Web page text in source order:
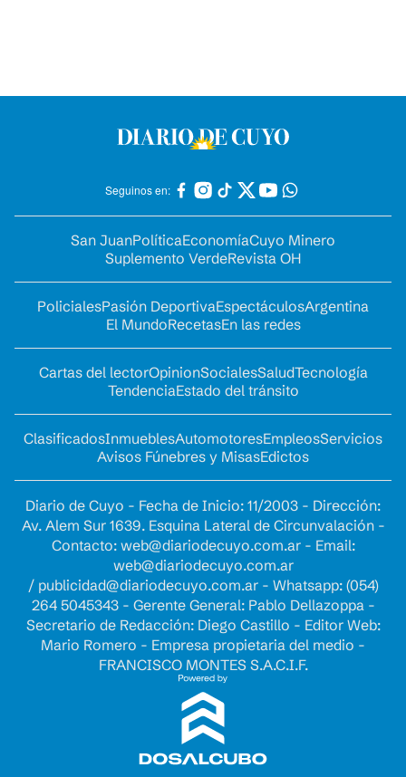
Seguinos en:
San JuanPolíticaEconomíaCuyo Minero
Suplemento VerdeRevista OH
PolicialesPasión DeportivaEspectáculosArgentina
El MundoRecetasEn las redes
Cartas del lectorOpinionSocialesSaludTecnología
TendenciaEstado del tránsito
ClasificadosInmueblesAutomotoresEmpleosServicios
Avisos Fúnebres y MisasEdictos
Diario de Cuyo - Fecha de Inicio: 11/2003 - Dirección:
Av. Alem Sur 1639. Esquina Lateral de Circunvalación -
Contacto: web@diariodecuyo.com.ar- Email:
web@diariodecuyo.com.ar
/ publicidad@diariodecuyo.com.ar- Whatsapp: (054)
264 5045343 - Gerente General: Pablo Dellazoppa -
Secretario de Redacción: Diego Castillo - Editor Web:
Mario Romero - Empresa propietaria del medio -
FRANCISCO MONTES S.A.C.I.F.